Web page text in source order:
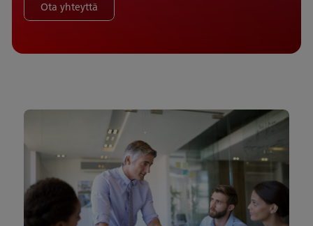
Ota yhteyttä